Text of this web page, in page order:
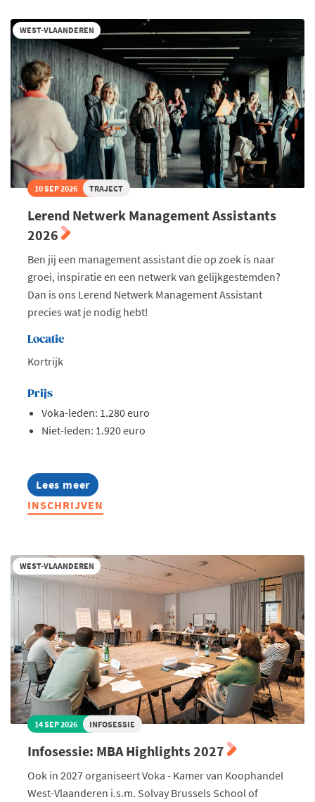
-
Roots.
Reinvented.
WEST-VLAANDEREN
10 SEP 2026 TRAJECT
Lerend Netwerk Management Assistants
2026
Ben jij een management assistant die op zoek is naar
groei, inspiratie en een netwerk van gelijkgestemden?
Dan is ons Lerend Netwerk Management Assistant
precies wat je nodig hebt!
Locatie
Kortrijk
Prijs
Voka-leden: 1.280 euro
Niet-leden: 1.920 euro
Lees meer
about
Lerend
Netwerk
INSCHRIJVEN
WEST-VLAANDEREN
14 SEP 2026 INFOSESSIE
Infosessie: MBA Highlights 2027
Ook in 2027 organiseert Voka - Kamer van Koophandel
West-Vlaanderen i.s.m. Solvay Brussels School of